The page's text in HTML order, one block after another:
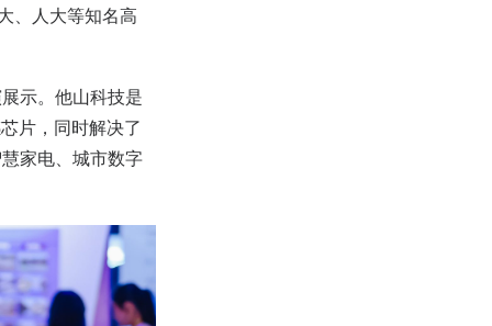
、人大等知名高
示。他山科技是
片，同时解决了
家电、城市数字